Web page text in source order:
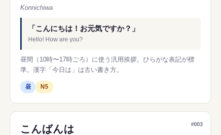
Konnichiwa
「こんにちは！お元気ですか？」
Hello! How are you?
昼間（10時〜17時ごろ）に使う汎用挨拶。ひらがな表記が標
準。漢字「今日は」は古い書き方。
昼 N5
#003
こんばんは